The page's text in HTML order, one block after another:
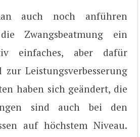
auch noch anführen
Zwangsbeatmung ein
einfaches, aber dafür
Leistungsverbesserung
haben sich geändert, die
sind auch bei den
auf höchstem Niveau.